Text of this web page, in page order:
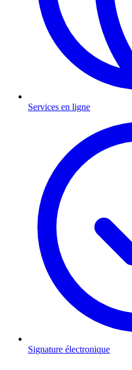
Services en ligne
Signature électronique